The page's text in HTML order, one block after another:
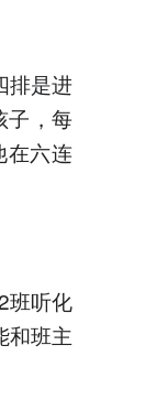
排是进
子，每
在六连
班听化
和班主